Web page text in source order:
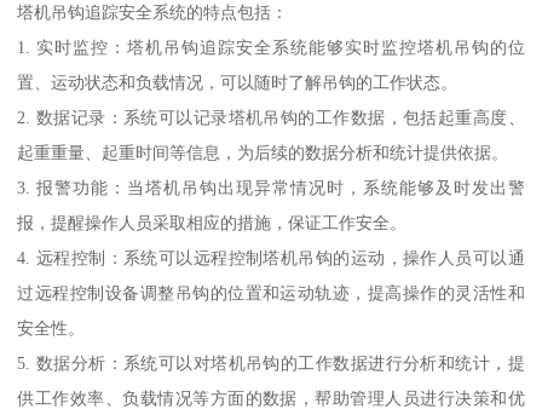
塔机吊钩追踪安全系统的特点包括：
1. 实时监控：塔机吊钩追踪安全系统能够实时监控塔机吊钩的位
置、运动状态和负载情况，可以随时了解吊钩的工作状态。
2. 数据记录：系统可以记录塔机吊钩的工作数据，包括起重高度、
起重重量、起重时间等信息，为后续的数据分析和统计提供依据。
3. 报警功能：当塔机吊钩出现异常情况时，系统能够及时发出警
报，提醒操作人员采取相应的措施，保证工作安全。
4. 远程控制：系统可以远程控制塔机吊钩的运动，操作人员可以通
过远程控制设备调整吊钩的位置和运动轨迹，提高操作的灵活性和
安全性。
5. 数据分析：系统可以对塔机吊钩的工作数据进行分析和统计，提
供工作效率、负载情况等方面的数据，帮助管理人员进行决策和优